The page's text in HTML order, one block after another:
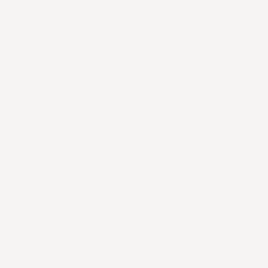
зеркала с подсветкой заказывают для интерьеров, где